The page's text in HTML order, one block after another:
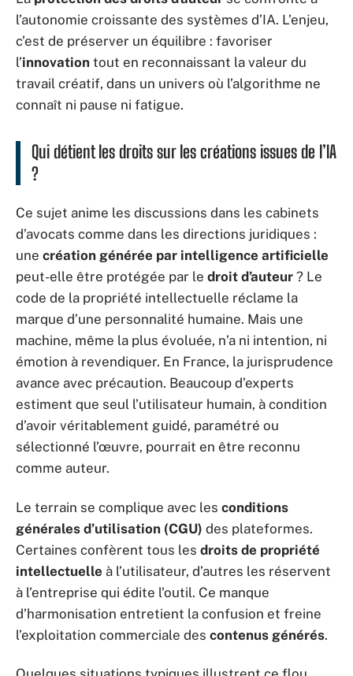
l’autonomie croissante des systèmes d’IA. L’enjeu,
c’est de préserver un équilibre : favoriser
l’innovation tout en reconnaissant la valeur du
travail créatif, dans un univers où l’algorithme ne
connaît ni pause ni fatigue.
Qui détient les droits sur les créations issues de l’IA
?
Ce sujet anime les discussions dans les cabinets
d’avocats comme dans les directions juridiques :
une création générée par intelligence artificielle
peut-elle être protégée par le droit d’auteur ? Le
code de la propriété intellectuelle réclame la
marque d’une personnalité humaine. Mais une
machine, même la plus évoluée, n’a ni intention, ni
émotion à revendiquer. En France, la jurisprudence
avance avec précaution. Beaucoup d’experts
estiment que seul l’utilisateur humain, à condition
d’avoir véritablement guidé, paramétré ou
sélectionné l’œuvre, pourrait en être reconnu
comme auteur.
Le terrain se complique avec les conditions
générales d’utilisation (CGU) des plateformes.
Certaines confèrent tous les droits de propriété
intellectuelle à l’utilisateur, d’autres les réservent
à l’entreprise qui édite l’outil. Ce manque
d’harmonisation entretient la confusion et freine
l’exploitation commerciale des contenus générés.